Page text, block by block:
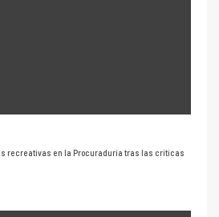
recreativas en la Procuraduría tras las críticas